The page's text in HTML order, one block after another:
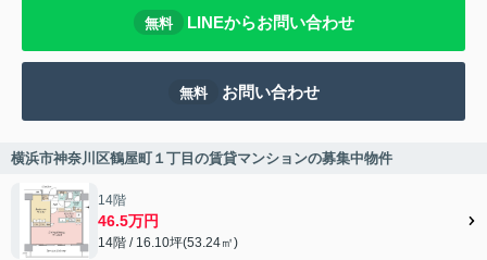
無料 LINEからお問い合わせ
無料 お問い合わせ
横浜市神奈川区鶴屋町１丁目の賃貸マンションの募集中物件
14階
46.5万円
14階 / 16.10坪(53.24㎡)